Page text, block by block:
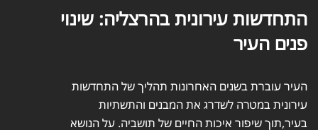
התחדשות עירונית בהרצליה: שינוי
פנים העיר
העיר עוברת בשנים האחרונות תהליך של התחדשות
עירונית במטרה לשדרג את המבנים והתשתיות
בעיר,תוך שיפור איכות החיים של תושביה. על הנושא